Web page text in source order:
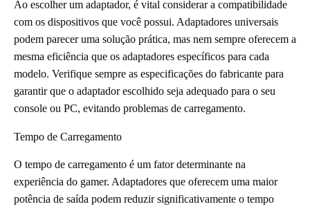
Ao escolher um adaptador, é vital considerar a compatibilidade
com os dispositivos que você possui. Adaptadores universais
podem parecer uma solução prática, mas nem sempre oferecem a
mesma eficiência que os adaptadores específicos para cada
modelo. Verifique sempre as especificações do fabricante para
garantir que o adaptador escolhido seja adequado para o seu
console ou PC, evitando problemas de carregamento.
Tempo de Carregamento
O tempo de carregamento é um fator determinante na
experiência do gamer. Adaptadores que oferecem uma maior
potência de saída podem reduzir significativamente o tempo